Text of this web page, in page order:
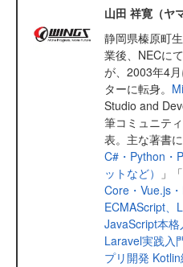
山田 祥寛（ヤ
静岡県榛原町
業後、NECに
が、2003年4
ターに転身。
Studio and
筆コミュニテ
表。主な著書
C#・Python・
ットなど）
」「
Core・Vue.js
ECMAScript、
JavaScript本格
Laravel実践入
プリ開発